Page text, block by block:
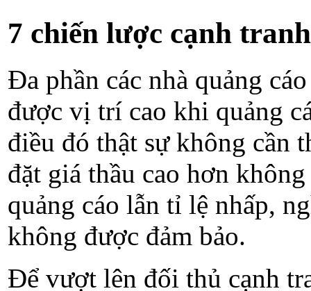
7 chiến lược cạnh
Đa phần các nhà quảng
được vị trí cao khi quảng
điều đó thật sự không cần
đặt giá thầu cao hơn
quảng cáo lẫn tỉ lệ nhấp,
không được đảm bảo.
Để vượt lên đối thủ cạnh